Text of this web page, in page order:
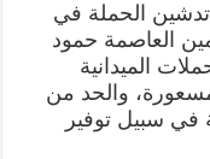
الحملة في
العاصمة حمود
الميدانية
والحد من
في سبيل توفير